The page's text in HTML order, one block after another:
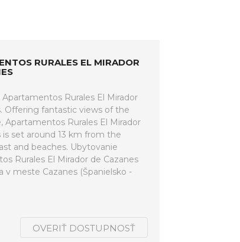
RURALES EL MIRADOR
Rurales El Mirador
Offering fantastic views of the
Apartamentos Rurales El Mirador
is set around 13 km from the
and beaches. Ubytovanie
Rurales El Mirador de Cazanes
v meste Cazanes (Španielsko -
OVERIŤ DOSTUPNOSŤ